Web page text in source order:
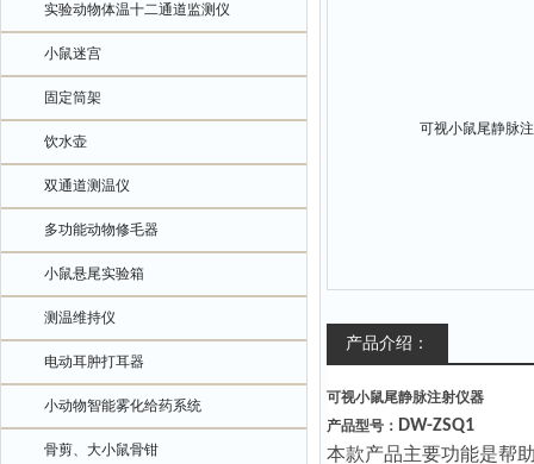
实验动物体温十二通道监测仪
小鼠迷宫
固定筒架
饮水壶
双通道测温仪
多功能动物修毛器
小鼠悬尾实验箱
测温维持仪
电动耳肿打耳器
小动物智能雾化给药系统
骨剪、大小鼠骨钳
产品介绍：
可视小鼠尾静脉注射仪器
产品型号： DW-ZSQ1
本款产品主要功能是帮